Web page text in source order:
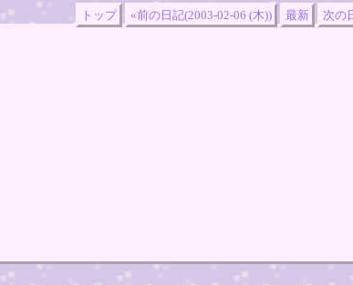
トップ «前の日記(2003-02-06 (木)) 最新 次の